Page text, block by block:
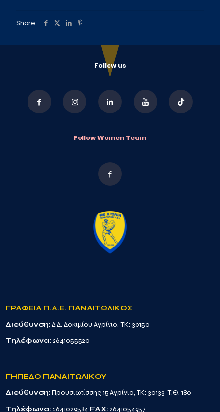
Share
Follow us
Follow Women Team
ΓΡΑΦΕΙΑ Π.Α.Ε. ΠΑΝΑΙΤΩΛΙΚΟΣ
Διεύθυνση: Δ.Δ. Δοκιμίου Αγρίνιο, TK: 30150
Τηλέφωνα: 2641055520
ΓΗΠΕΔΟ ΠΑΝΑΙΤΩΛΙΚΟΥ
Διεύθυνση: Προυσιωτίσσης 15 Αγρίνιο, TK: 30133, Τ.Θ. 180
Τηλέφωνα: 2641029584 FAX: 2641054957